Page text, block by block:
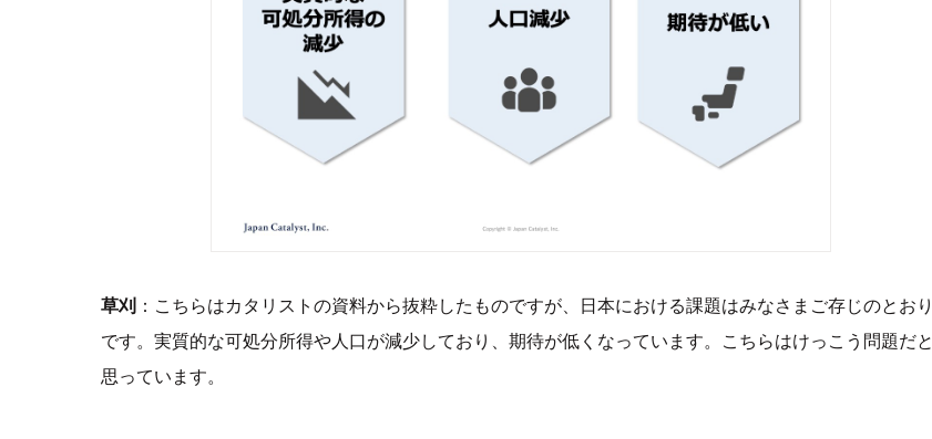
草刈：こちらはカタリストの資料から抜粋したものですが、日本における課題はみなさまご存じのとおり
です。実質的な可処分所得や人口が減少しており、期待が低くなっています。こちらはけっこう問題だと
思っています。